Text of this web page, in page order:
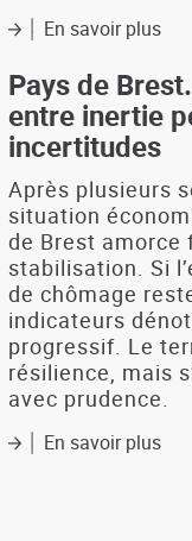
En savoir plussur
de
:
une
le
de
Pays de
entre inertie
incertitudes
Après plusieurs
situation
de Brest amorce
stabilisation. Si
de chômage
indicateurs
progressif. Le
résilience, mais
avec prudence.
En savoir plussur